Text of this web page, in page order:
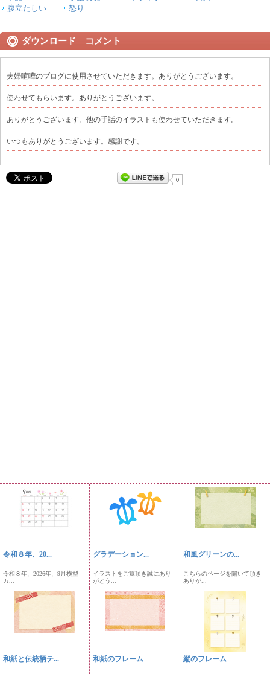
腹立たしい
怒り
ダウンロード コメント
夫婦喧嘩のブログに使用させていただきます。ありがとうございます。
使わせてもらいます。ありがとうございます。
ありがとうございます。他の手話のイラストも使わせていただきます。
いつもありがとうございます。感謝です。
0
令和８年、20...
令和８年、2026年、9月横型
カ...
グラデーション...
イラストをご覧頂き誠にあり
がとう...
和風グリーンの...
こちらのページを開いて頂き
ありが...
和紙と伝統柄テ... 和紙のフレーム 縦のフレーム